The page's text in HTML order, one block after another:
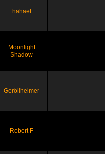
hahaef
Moonlight
Shadow
Geröllheimer
Robert F